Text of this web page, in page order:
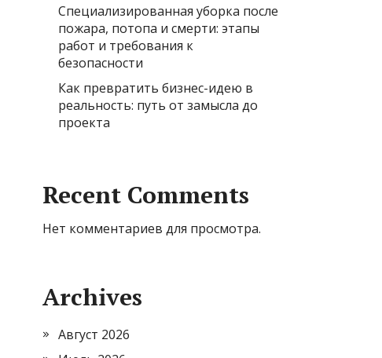
Специализированная уборка после
пожара, потопа и смерти: этапы
работ и требования к
безопасности
Как превратить бизнес-идею в
реальность: путь от замысла до
проекта
Recent Comments
Нет комментариев для просмотра.
Archives
Август 2026